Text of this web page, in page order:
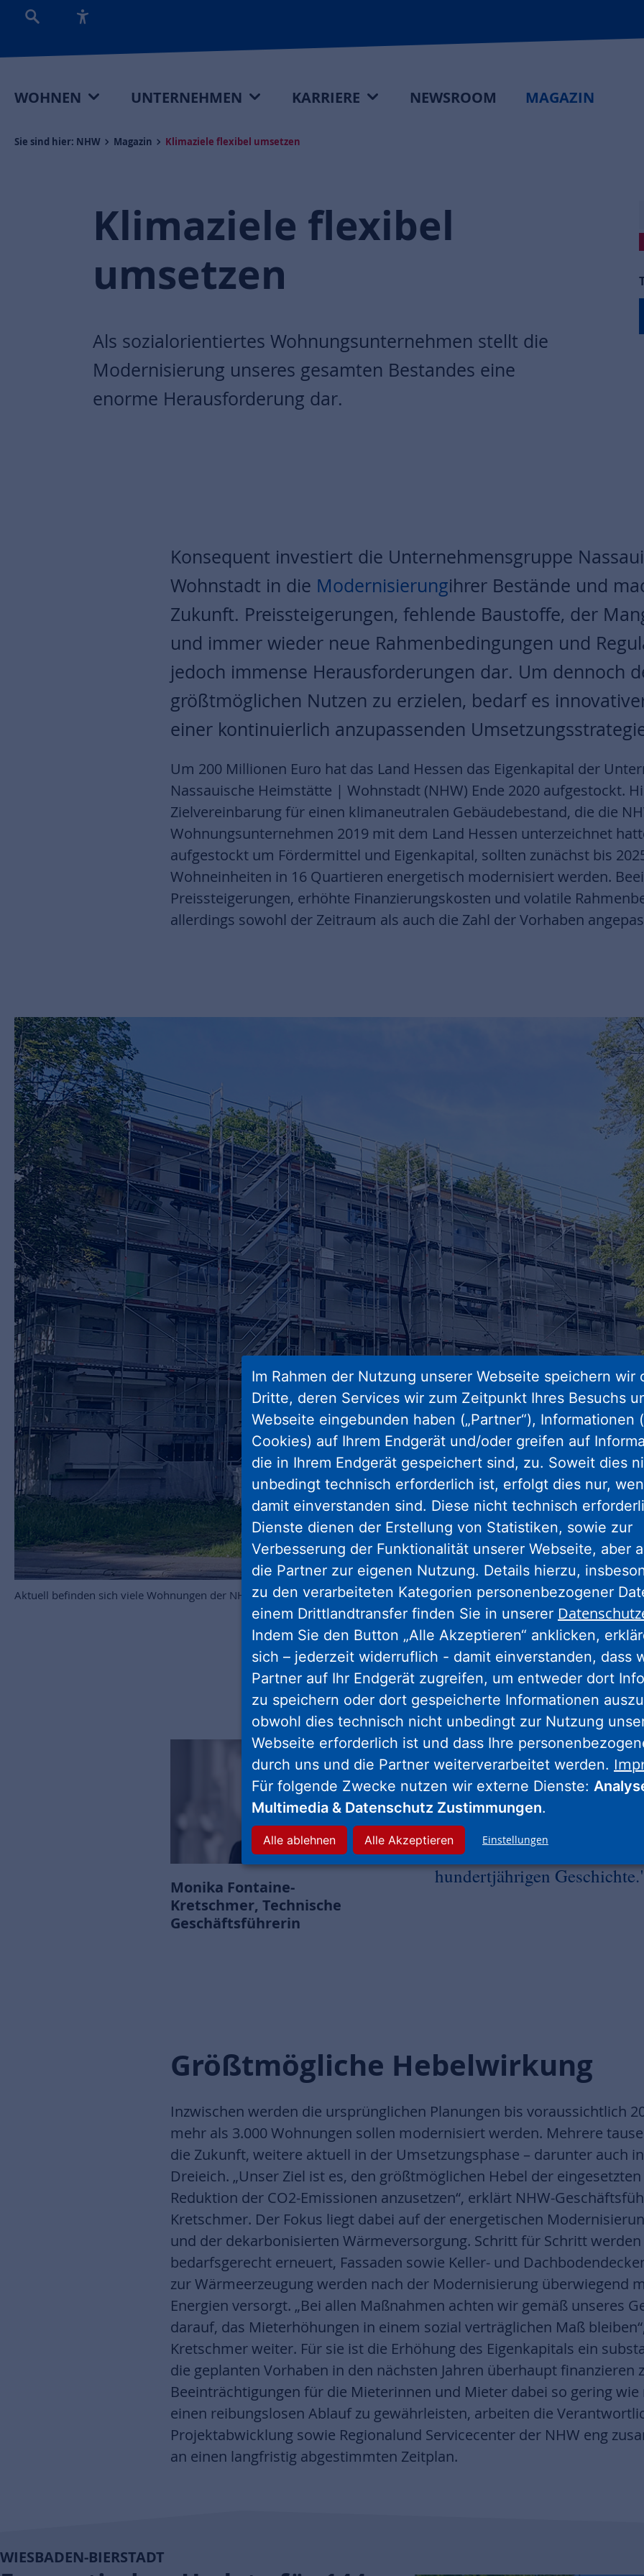
WOHNEN UNTERNEHMEN KARRIERE NEWSROOM MAGAZIN
Sie sind hier: NHW Magazin Klimaziele flexibel umsetzen
Klimaziele flexibel
umsetzen
Als sozialorientiertes Wohnungsunternehmen stellt die
Modernisierung unseres gesamten Bestandes eine
enorme Herausforderung dar.
Konsequent investiert die Unternehmensgruppe
Wohnstadt in die Modernisierungihrer Bestände und
Zukunft. Preissteigerungen, fehlende Baustoffe, der
und immer wieder neue Rahmenbedingungen und
jedoch immense Herausforderungen dar. Um dennoch
größtmöglichen Nutzen zu erzielen, bedarf es
einer kontinuierlich anzupassenden
Um 200 Millionen Euro hat das Land Hessen das Eigenkapital der
Nassauische Heimstätte | Wohnstadt (NHW) Ende 2020 aufgestockt.
Zielvereinbarung für einen klimaneutralen Gebäudebestand, die die
Wohnungsunternehmen 2019 mit dem Land Hessen unterzeichnet
aufgestockt um Fördermittel und Eigenkapital, sollten zunächst bis
Wohneinheiten in 16 Quartieren energetisch modernisiert werden.
Preissteigerungen, erhöhte Finanzierungskosten und volatile
allerdings sowohl der Zeitraum als auch die Zahl der Vorhaben
Aktuell befinden sich viele Wohnungen der NHW in der Modernisierungsphase, wie hier zum Beispiel in Wiesbaden-Bierstadt.
Monika Fontaine-
Kretschmer, Technische
Geschäftsführerin
"Die Transformation unserer
Wohnungsbestände ist eine
finanziellen
hundertjährigen
Größtmögliche Hebelwirkung
Inzwischen werden die ursprünglichen Planungen bis voraussichtlich
mehr als 3.000 Wohnungen sollen modernisiert werden. Mehrere
die Zukunft, weitere aktuell in der Umsetzungsphase – darunter auch
Dreieich. „Unser Ziel ist es, den größtmöglichen Hebel der
Reduktion der CO2-Emissionen anzusetzen“, erklärt NHW-
Kretschmer. Der Fokus liegt dabei auf der energetischen
und der dekarbonisierten Wärmeversorgung. Schritt für Schritt
bedarfsgerecht erneuert, Fassaden sowie Keller- und
zur Wärmeerzeugung werden nach der Modernisierung überwiegend
Energien versorgt. „Bei allen Maßnahmen achten wir gemäß unseres
darauf, das Mieterhöhungen in einem sozial verträglichen Maß
Kretschmer weiter. Für sie ist die Erhöhung des Eigenkapitals ein
die geplanten Vorhaben in den nächsten Jahren überhaupt finanzieren
Beeinträchtigungen für die Mieterinnen und Mieter dabei so gering
einen reibungslosen Ablauf zu gewährleisten, arbeiten die
Projektabwicklung sowie Regionalund Servicecenter der NHW eng
an einen langfristig abgestimmten Zeitplan.
WIESBADEN-BIERSTADT
Im Rahmen der Nutzung unserer Webseite speichern wir
Dritte, deren Services wir zum Zeitpunkt Ihres Besuchs
Webseite eingebunden haben („Partner“), Informationen
Cookies) auf Ihrem Endgerät und/oder greifen auf
die in Ihrem Endgerät gespeichert sind, zu. Soweit dies
unbedingt technisch erforderlich ist, erfolgt dies nur,
damit einverstanden sind. Diese nicht technisch
Dienste dienen der Erstellung von Statistiken, sowie zur
Verbesserung der Funktionalität unserer Webseite, aber
die Partner zur eigenen Nutzung. Details hierzu,
zu den verarbeiteten Kategorien personenbezogener
einem Drittlandtransfer finden Sie in unserer
Indem Sie den Button „Alle Akzeptieren“ anklicken,
sich – jederzeit widerruflich - damit einverstanden, dass
Partner auf Ihr Endgerät zugreifen, um entweder dort
zu speichern oder dort gespeicherte Informationen
obwohl dies technisch nicht unbedingt zur Nutzung
Webseite erforderlich ist und dass Ihre
durch uns und die Partner weiterverarbeitet werden.
Für folgende Zwecke nutzen wir externe Dienste:
Multimedia & Datenschutz Zustimmungen.
Einstellungen
Alle ablehnen Alle Akzeptieren